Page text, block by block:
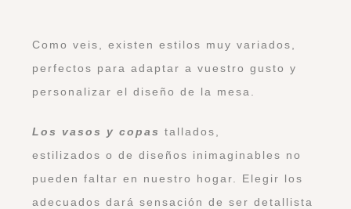
Como veis, existen estilos muy variados,
perfectos para adaptar a vuestro gusto y
personalizar el diseño de la mesa.
Los vasos y copas tallados,
estilizados o de diseños inimaginables no
pueden faltar en nuestro hogar. Elegir los
adecuados dará sensación de ser detallista